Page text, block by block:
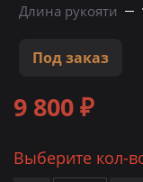
Длина рукояти
Под заказ
9 800 ₽
Выберите кол-